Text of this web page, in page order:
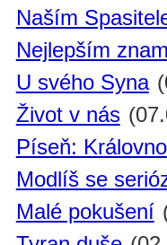
Naším
Nejlepším
U svého Syna
Život v nás
Píseň:
Modlíš se
Malé pokušení